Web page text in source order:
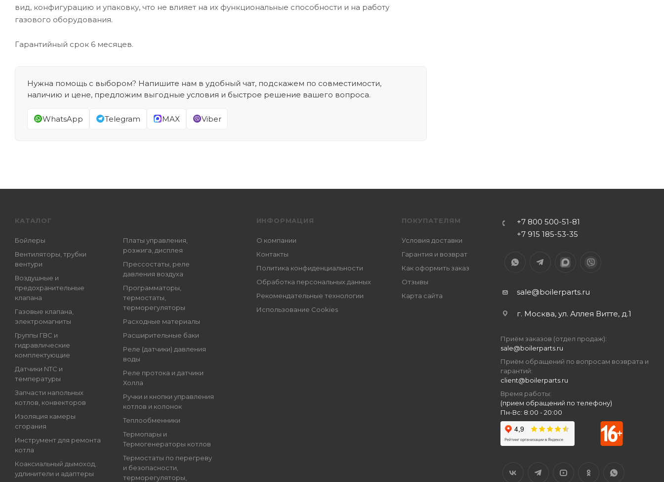
вид, конфигурацию и упаковку, что не влияет на их функциональные способности и на работу
газового оборудования.
Гарантийный срок 6 месяцев.
Нужна помощь с выбором? Напишите нам в удобный чат, подскажем по совместимости,
наличию и цене, предложим выгодные условия и быстрое решение вашего вопроса.
WhatsApp Telegram MAX Viber
КАТАЛОГ
Бойлеры
Вентиляторы, трубки
вентури
Воздушные и
предохранительные
клапана
Газовые клапана,
электромагниты
Группы ГВС и
гидравлические
комплектующие
Датчики NTC и
температуры
Запчасти напольных
котлов, конвекторов
Изоляция камеры
сгорания
Инструмент для ремонта
котла
Коаксиальный дымоход,
удлинители и адаптеры
Платы управления,
розжига, дисплея
Прессостаты, реле
давления воздуха
Программаторы,
термостаты,
терморегуляторы
Расходные материалы
Расширительные баки
Реле (датчики) давления
воды
Реле протока и датчики
Холла
Ручки и кнопки управления
котлов и колонок
Теплообменники
Термопары и
Термогенераторы котлов
Термостаты по перегреву
и безопасности,
терморегуляторы,
ИНФОРМАЦИЯ
О компании
Контакты
Политика конфиденциальности
Обработка персональных данных
Рекомендательные технологии
Использование Cookies
ПОКУПАТЕЛЯМ
Условия доставки
Гарантия и возврат
Как оформить заказ
Отзывы
Карта сайта
+7 800 500-51-81
+7 915 185-53-35
sale@boilerparts.ru
г. Москва, ул. Аллея Витте, д.1
Приём заказов (отдел продаж):
sale@boilerparts.ru
Приём обращений по вопросам возврата и
гарантий:
client@boilerparts.ru
Время работы:
(прием обращений по телефону)
Пн-Вс: 8:00 - 20:00